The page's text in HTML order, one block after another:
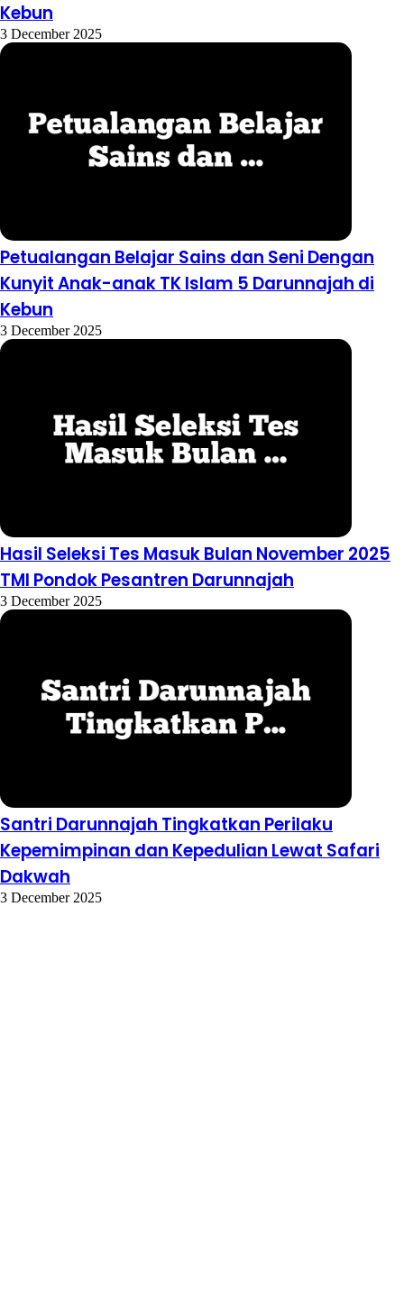
Kebun
3 December 2025
Petualangan Belajar Sains dan Seni Dengan
Kunyit Anak-anak TK Islam 5 Darunnajah di
Kebun
3 December 2025
Hasil Seleksi Tes Masuk Bulan November 2025
TMI Pondok Pesantren Darunnajah
3 December 2025
Santri Darunnajah Tingkatkan Perilaku
Kepemimpinan dan Kepedulian Lewat Safari
Dakwah
3 December 2025